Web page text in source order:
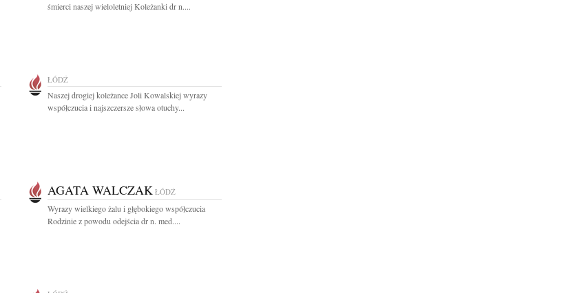
śmierci naszej wieloletniej Koleżanki dr n....
ŁÓDŹ
Naszej drogiej koleżance Joli Kowalskiej wyrazy
współczucia i najszczersze słowa otuchy...
AGATA WALCZAK ŁÓDŹ
Wyrazy wielkiego żalu i głębokiego współczucia
Rodzinie z powodu odejścia dr n. med....